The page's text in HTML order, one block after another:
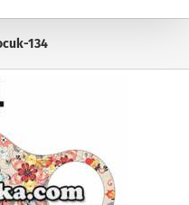
134